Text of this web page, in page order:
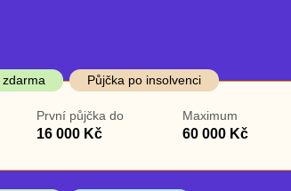
První půjčka zdarma
ano
Půjčka po insolvenci
První půjčka do
16 000 Kč
Maximum
60 000 Kč